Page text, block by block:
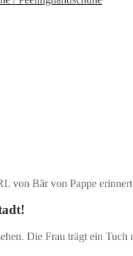
von Bär von Pappe
Die Frau trägt ein